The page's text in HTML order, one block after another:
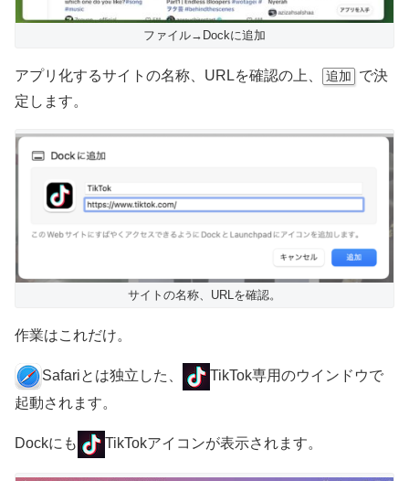
ファイル→Dockに追加
アプリ化するサイトの名称、URLを確認の上、 追加
で決
定します。
サイトの名称、URLを確認。
作業はこれだけ。
Safariとは独立した、
TikTok専用のウインドウで
起動されます。
Dockにも TikTokアイコンが表示されます。